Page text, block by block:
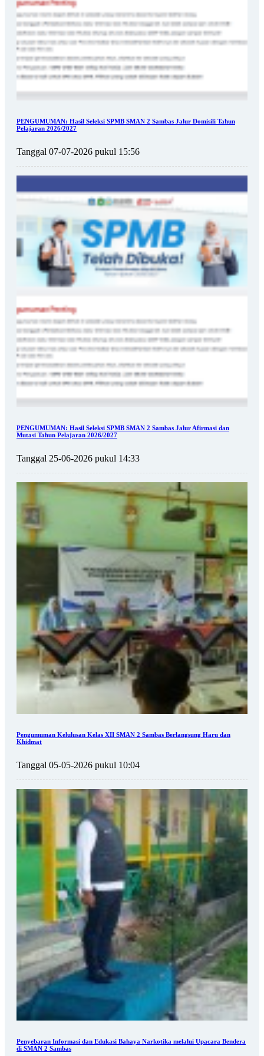
PENGUMUMAN: Hasil Seleksi SPMB SMAN 2 Sambas Jalur Domisili Tahun
Pelajaran 2026/2027
Tanggal 07-07-2026 pukul 15:56
PENGUMUMAN: Hasil Seleksi SPMB SMAN 2 Sambas Jalur Afirmasi dan
Mutasi Tahun Pelajaran 2026/2027
Tanggal 25-06-2026 pukul 14:33
Pengumuman Kelulusan Kelas XII SMAN 2 Sambas Berlangsung Haru dan
Khidmat
Tanggal 05-05-2026 pukul 10:04
Penyebaran Informasi dan Edukasi Bahaya Narkotika melalui Upacara Bendera
di SMAN 2 Sambas